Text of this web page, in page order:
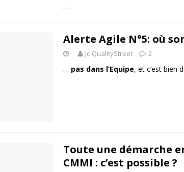
…
Alerte Agile N°5: où
jc-QualityStreet 2
… pas dans l’Equipe, et c’est bien
Toute une démarche
CMMI : c’est possible ?